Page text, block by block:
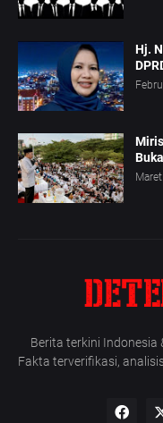
Hj.
Berita terkini Indonesia
Fakta terverifikasi,